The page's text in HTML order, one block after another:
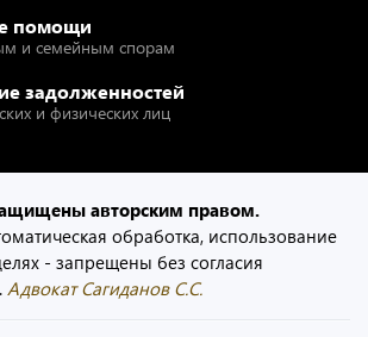
помощи
и семейным спорам
задолженностей
и физических лиц
авторским правом.
обработка, использование
- запрещены без согласия
Адвокат Сагиданов С.С.